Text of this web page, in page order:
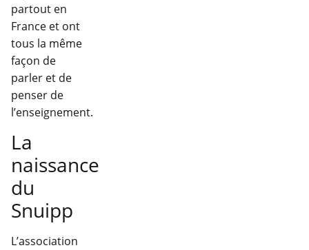
partout en
France et ont
tous la même
façon de
parler et de
penser de
l’enseignement.
La
naissance
du
Snuipp
L’association